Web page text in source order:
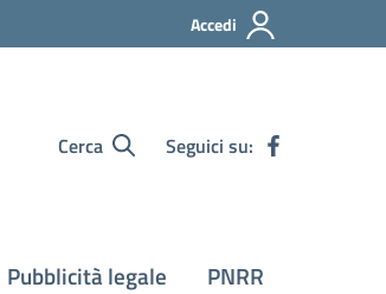
Accedi
Cerca Seguici su:
Pubblicità legale PNRR